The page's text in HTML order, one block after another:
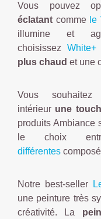
Vous pouvez
éclatant comme le
illumine et
choisissez White+
plus chaud et une
Vous
intérieur une
produits Ambiance
le choix
différentes
Notre best-seller
une peinture très
créativité. La